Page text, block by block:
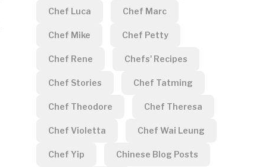
Chef Luca Chef Marc
Chef Mike Chef Petty
Chef Rene Chefs' Recipes
Chef Stories Chef Tatming
Chef Theodore Chef Theresa
Chef Violetta Chef Wai Leung
Chef Yip Chinese Blog Posts